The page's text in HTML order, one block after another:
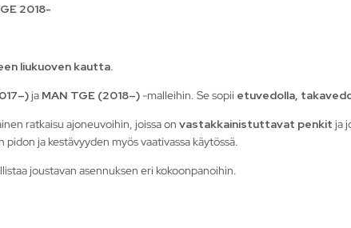
2018-
liukuoven kautta.
ja MAN TGE (2018–)-malleihin. Se sopii etuvedolla,
ratkaisu ajoneuvoihin, joissa on vastakkainistuttavat penkit ja
pidon ja kestävyyden myös vaativassa käytössä.
joustavan asennuksen eri kokoonpanoihin.